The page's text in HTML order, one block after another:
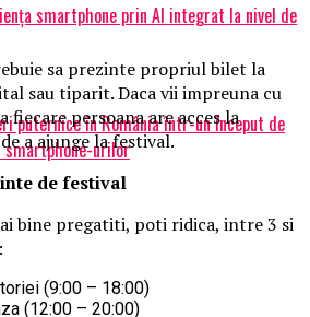
smartphone prin AI integrat la nivel de
puternice în România într-un început de
urilor
sa prezinte propriul bilet la
sau tiparit. Daca vii impreuna cu
fiecare persoana are acces la
a ajunge la festival.
de festival
bine pregatiti, poti ridica, intre 3 si
(9:00 – 18:00)
(12:00 – 20:00)